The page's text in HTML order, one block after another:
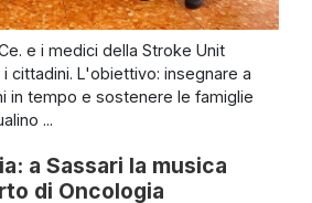
e i medici della Stroke Unit
cittadini. L'obiettivo: insegnare a
in tempo e sostenere le famiglie
...
a Sassari la musica
di Oncologia